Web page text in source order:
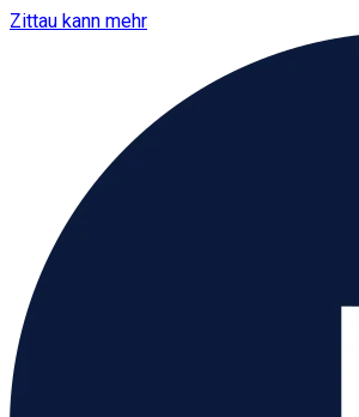
Zittau kann mehr